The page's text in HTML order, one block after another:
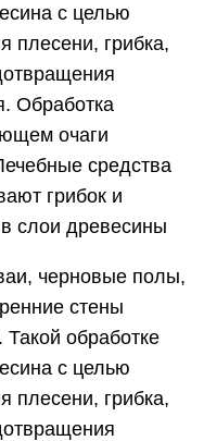
с целью
плесени, грибка,
Обработка
очаги
средства
грибок и
слои древесины
черновые полы,
стены
обработке
с целью
плесени, грибка,